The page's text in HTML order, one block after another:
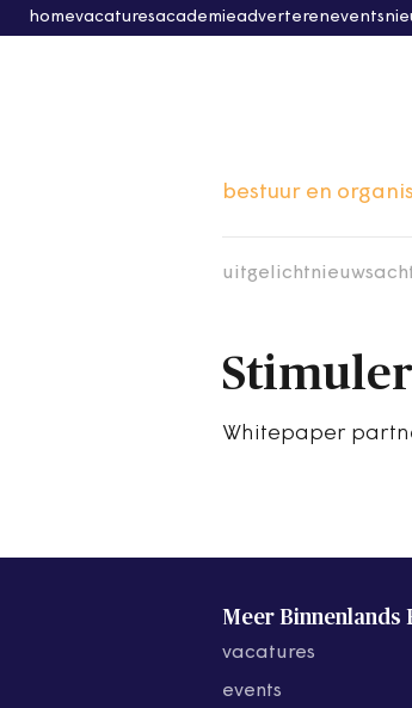
homevacaturesacademieadverterenevents
bestuur en
uitgelichtnieuws
Whitepaper
Meer Binnenlands
vacatures
events